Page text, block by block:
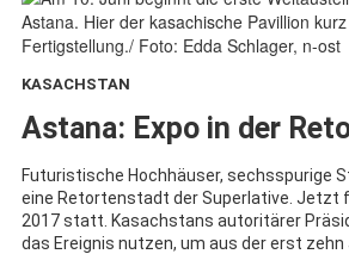
KASACHSTAN
Astana: Expo in der
Futuristische Hochhäuser, sechsspurige
eine Retortenstadt der Superlative. Jetzt
2017 statt. Kasachstans autoritärer
das Ereignis nutzen, um aus der erst zehn